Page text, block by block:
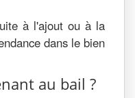
à l'ajout ou à la
dans le bien
au bail ?